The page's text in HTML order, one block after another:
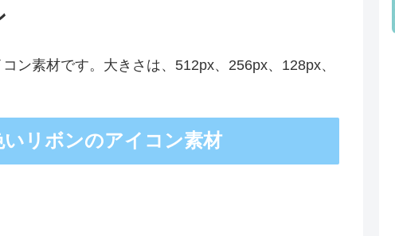
ン素材です。大きさは、512px、256px、128px、
リボンのアイコン素材